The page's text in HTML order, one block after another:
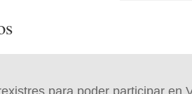
para poder participar en